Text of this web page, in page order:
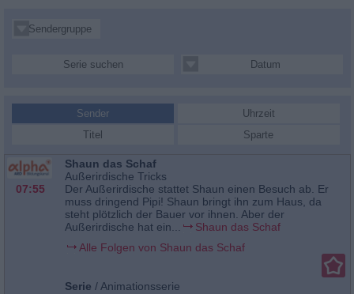
Sendergruppe
Serie suchen Datum
Sender
Uhrzeit
Titel
Sparte
07:55
Shaun das Schaf
Außerirdische Tricks
Der Außerirdische stattet Shaun einen Besuch ab. Er
muss dringend Pipi! Shaun bringt ihn zum Haus, da
steht plötzlich der Bauer vor ihnen. Aber der
Außerirdische hat ein...
Shaun das Schaf
Alle Folgen von Shaun das Schaf
Serie /Animationsserie